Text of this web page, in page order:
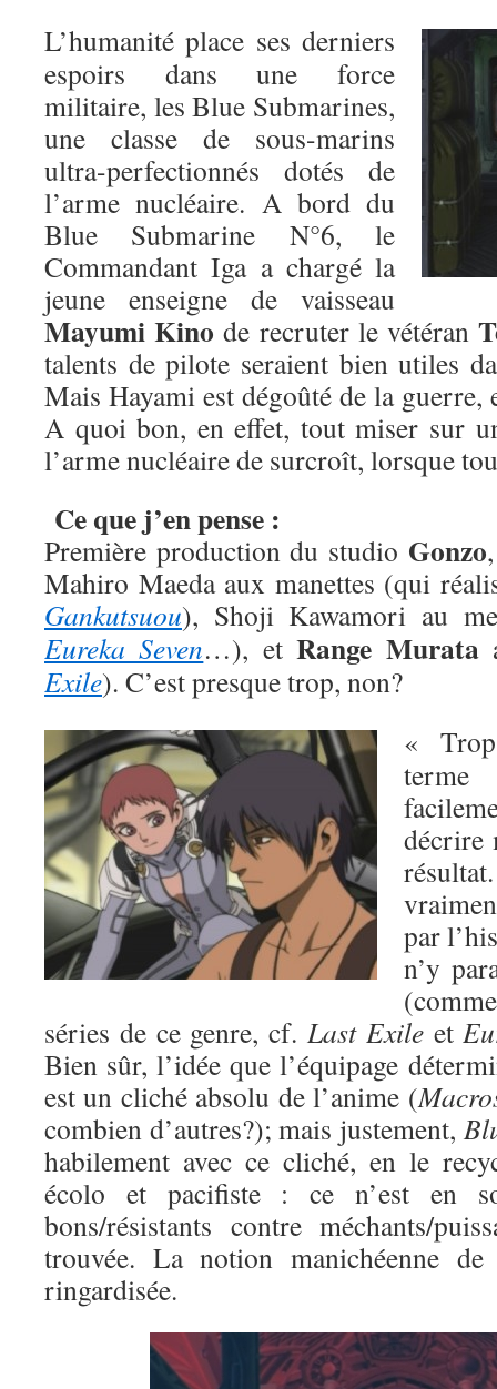
L’humanité place ses derniers
espoirs dans une force
militaire, les Blue Submarines,
une classe de sous-marins
ultra-perfectionnés dotés de
l’arme nucléaire. A bord du
Blue Submarine N°6, le
Commandant Iga a chargé la
jeune enseigne de vaisseau
Mayumi Kino de recruter le vétéran
talents de pilote seraient bien utiles
Mais Hayami est dégoûté de la
A quoi bon, en effet, tout miser sur
l’arme nucléaire de surcroît, lorsque
Ce que j’en pense :
Première production du studio Gonzo
Mahiro Maeda aux manettes (qui
Gankutsuou), Shoji Kawamori au
Eureka Seven…), etRange Murata
Exile). C’est presque trop, non?
«
décrire
par
n’y
séries de ce genre, cf. Last Exileet
Bien sûr, l’idée que l’équipage
est un cliché absolu de l’anime (
combien d’autres?); mais justement,
habilement avec ce cliché, en le
écolo et pacifiste : ce n’est en
bons/résistants contre méchants/
trouvée. La notion manichéenne
ringardisée.